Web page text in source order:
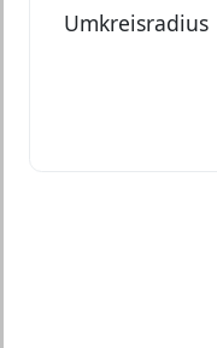
Umkreisradius